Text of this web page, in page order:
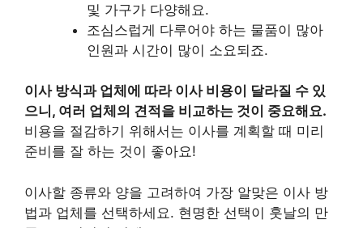
및 가구가 다양해요.
조심스럽게 다루어야 하는 물품이 많아
인원과 시간이 많이 소요되죠.
이사 방식과 업체에 따라 이사 비용이 달라질 수 있
으니, 여러 업체의 견적을 비교하는 것이 중요해요.
비용을 절감하기 위해서는 이사를 계획할 때 미리
준비를 잘 하는 것이 좋아요!
이사할 종류와 양을 고려하여 가장 알맞은 이사 방
법과 업체를 선택하세요. 현명한 선택이 훗날의 만